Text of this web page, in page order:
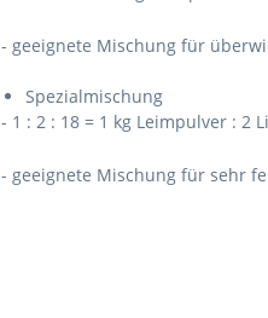
- geeignete Mischung für
Spezialmischung
- 1 : 2 : 18 = 1 kg Leimpulver : 2
- geeignete Mischung für sehr